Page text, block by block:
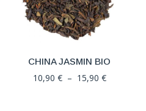
CHINA JASMIN BIO
10,90 € – 15,90 €Plage